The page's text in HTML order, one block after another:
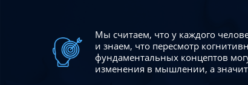
Мы считаем, что у каждого
и знаем, что пересмотр
фундаментальных концептов
изменения в мышлении, а